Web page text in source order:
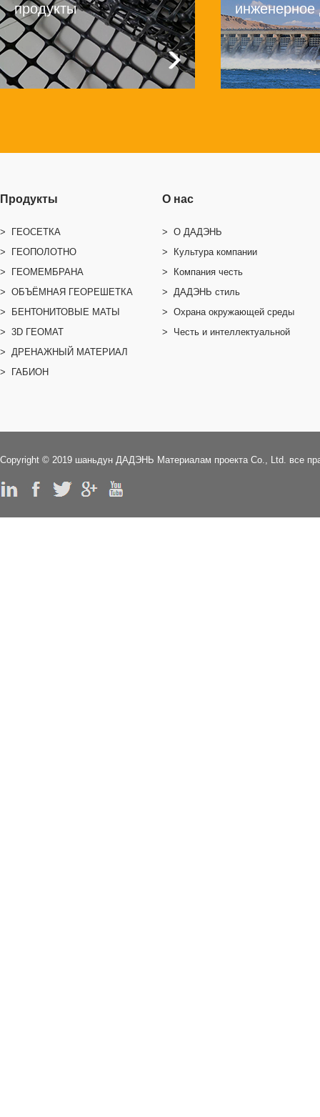
продукты инженерное
Продукты
> ГЕОСЕТКА
> ГЕОПОЛОТНО
> ГЕОМЕМБРАНА
> ОБЪЁМНАЯ ГЕОРЕШЕТКА
> БЕНТОНИТОВЫЕ МАТЫ
> 3D ГЕОМАТ
> ДРЕНАЖНЫЙ МАТЕРИАЛ
> ГАБИОН
О нас
> O ДАДЭНЬ
> Культура компании
> Компания честь
> ДАДЭНЬ стиль
> Охрана окружающей среды
> Честь и интеллектуальной
Copyright © 2019 шаньдун ДАДЭНЬ Mатериалам проекта Co., Ltd. все